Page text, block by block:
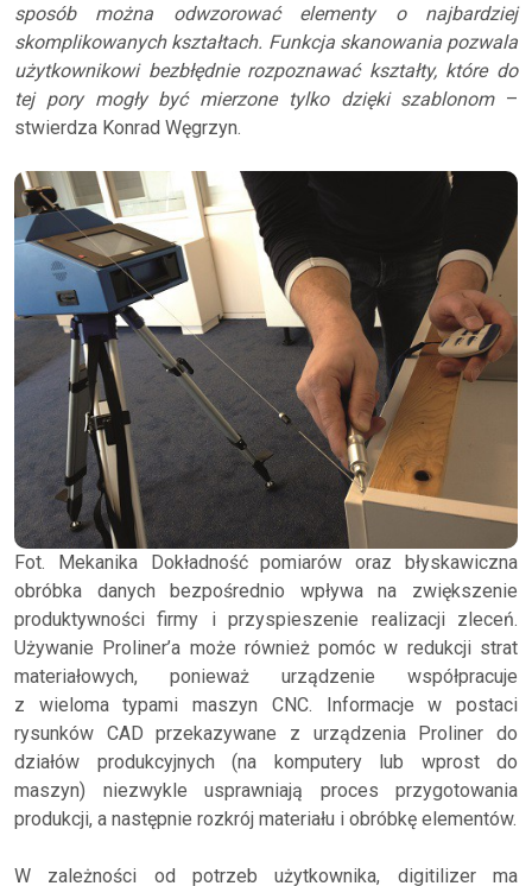
sposób można odwzorować elementy o najbardziej
skomplikowanych kształtach. Funkcja skanowania pozwala
użytkownikowi bezbłędnie rozpoznawać kształty, które do
tej pory mogły być mierzone tylko dzięki szablonom–
stwierdza Konrad Węgrzyn.
Fot. Mekanika Dokładność pomiarów oraz błyskawiczna
obróbka danych bezpośrednio wpływa na zwiększenie
produktywności firmy i przyspieszenie realizacji zleceń.
Używanie Proliner’a może również pomóc w redukcji strat
materiałowych, ponieważ urządzenie współpracuje
z wieloma typami maszyn CNC. Informacje w postaci
rysunków CAD przekazywane z urządzenia Proliner do
działów produkcyjnych (na komputery lub wprost do
maszyn) niezwykle usprawniają proces przygotowania
produkcji, a następnie rozkrój materiału i obróbkę elementów.
W zależności od potrzeb użytkownika, digitilizer ma